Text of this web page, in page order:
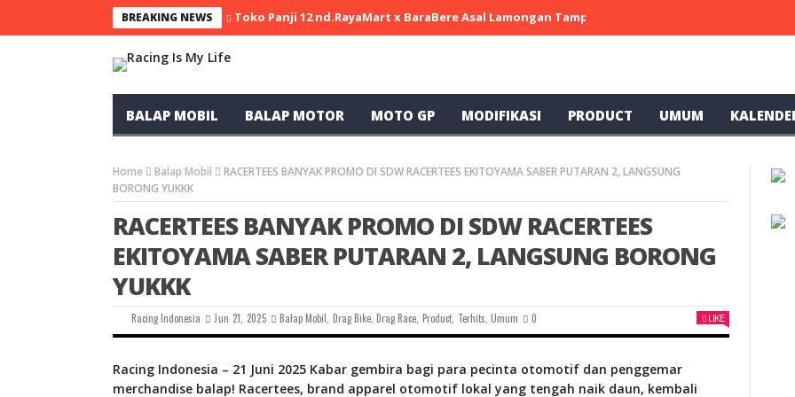
BREAKING NEWS Toko Panji 12 nd.RayaMart x BaraBere Asal Lamongan Tampil Kompetitif, Raih Tiga Podium di
BALAP MOBIL BALAP MOTOR MOTO GP MODIFIKASI PRODUCT UMUM
Home Balap Mobil
RACERTEES BANYAK PROMO DI SDW RACERTEES EKITOYAMA SABER PUTARAN 2, LANGSUNG
BORONG YUKKK
RACERTEES BANYAK PROMO DI SDW RACERTEES
EKITOYAMA SABER PUTARAN 2, LANGSUNG BORONG
YUKKK
Racing Indonesia Jun 21, 2025 Balap Mobil Drag Bike,Drag Race ,Product Terhits ,Umum 0 LIKE
Racing Indonesia – 21 Juni 2025 Kabar gembira bagi para pecinta otomotif dan penggemar
merchandise balap! Racertees, brand apparel otomotif lokal yang tengah naik daun, kembali